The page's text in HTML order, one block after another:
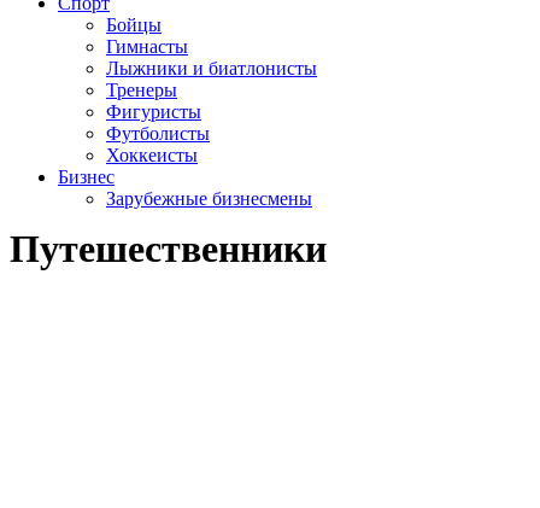
Бойцы
Гимнасты
Лыжники и биатлонисты
Тренеры
Фигуристы
Футболисты
Хоккеисты
Бизнес
Зарубежные бизнесмены
Путешественники